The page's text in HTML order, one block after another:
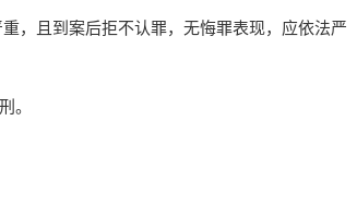
，且到案后拒不认罪，无悔罪表现，应依法严
。